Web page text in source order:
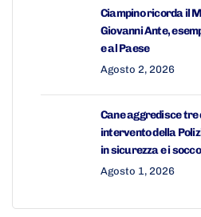
Ciampino ricorda il
Giovanni Ante,
e al Paese
Agosto 2, 2026
Cane aggredisce
intervento della
in sicurezza e i
Agosto 1, 2026